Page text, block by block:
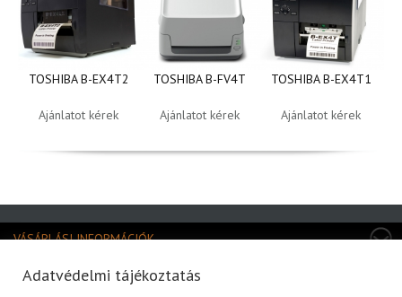
TOSHIBA B-EX4T2
Ajánlatot kérek
TOSHIBA B-FV4T
Ajánlatot kérek
TOSHIBA B-EX4T1
Ajánlatot kérek
VÁSÁRLÁSI INFORMÁCIÓK
TERMÉKKATEGÓRIÁK
Adatvédelmi tájékoztatás